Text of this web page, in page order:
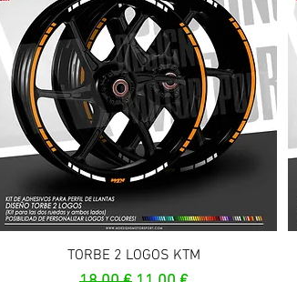
Vista rapida
TORBE 2 LOGOS KTM